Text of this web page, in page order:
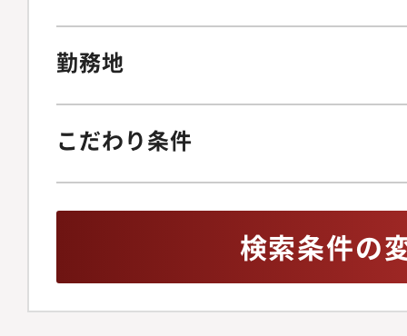
勤務地
こだわり条件
検索条件の